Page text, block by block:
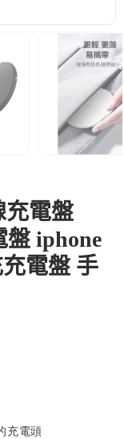
充電盤
盤 iphone
電盤 手
充電頭